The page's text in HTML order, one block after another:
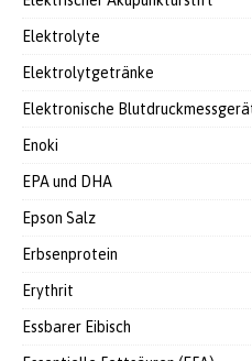
Elektrolyte
Elektrolytgetränke
Elektronische
Enoki
EPA und DHA
Epson Salz
Erbsenprotein
Erythrit
Essbarer Eibisch